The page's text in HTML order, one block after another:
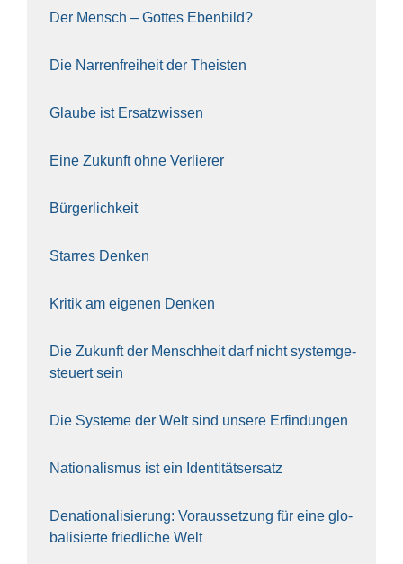
Der Mensch – Got­tes Eben­bild?
Die Nar­ren­frei­heit der The­is­ten
Glau­be ist Ersatz­wis­sen
Eine Zukunft ohne Ver­lie­rer
Bür­ger­lich­keit
Star­res Den­ken
Kri­tik am eige­nen Den­ken
Die Zukunft der Mensch­heit darf nicht sys­tem­ge­
steu­ert sein
Die Sys­te­me der Welt sind unse­re Erfin­dun­gen
Natio­na­lis­mus ist ein Iden­ti­täts­er­satz
Dena­tio­na­li­sie­rung: Vor­aus­set­zung für eine glo­
ba­li­sier­te fried­li­che Welt